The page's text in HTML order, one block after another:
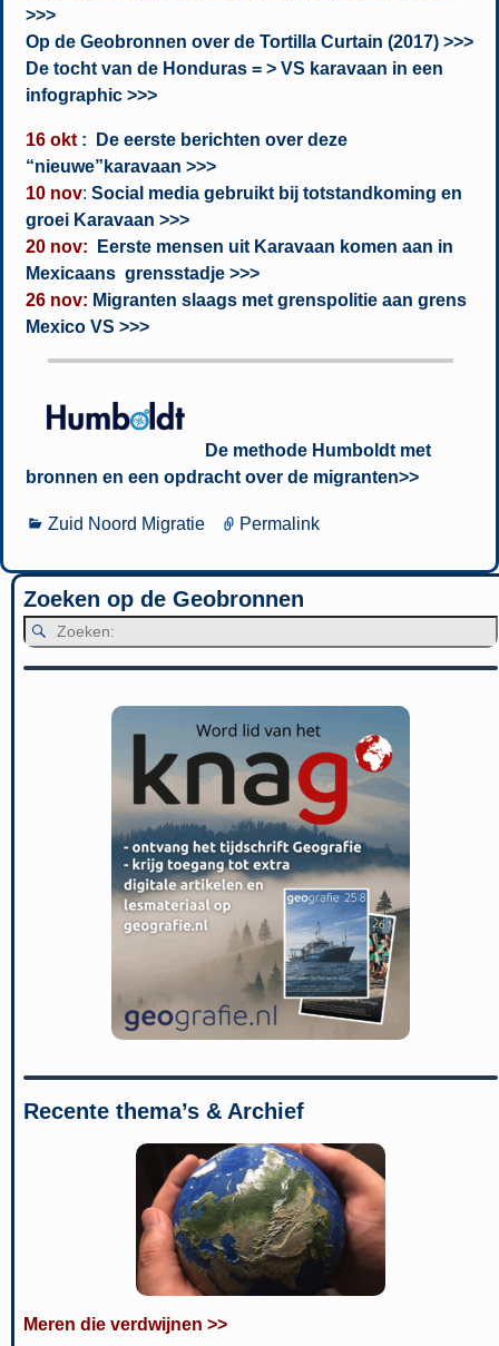
>>>
Op de Geobronnen over de Tortilla Curtain (2017) >>>
De tocht van de Honduras = > VS karavaan in een
infographic >>>
16 okt:
De eerste berichten over deze
“nieuwe”karavaan >>>
10 nov: Social media gebruikt bij totstandkoming en
groei Karavaan >>>
20 nov:
Eerste mensen uit Karavaan komen aan in
Mexicaans grensstadje >>>
26 nov: Migranten slaags met grenspolitie aan grens
Mexico VS >>>
De methode Humboldt met
bronnen en een opdracht over de migranten>>
Zuid Noord Migratie Permalink
Zoeken op de Geobronnen
Recente thema’s & Archief
Meren die verdwijnen >>